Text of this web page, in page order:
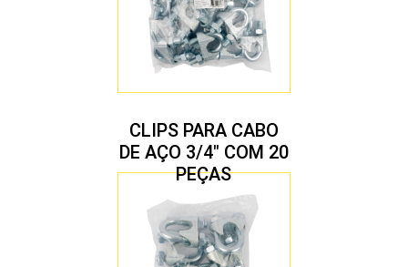
CLIPS PARA CABO
DE AÇO 3/4″ COM 20
PEÇAS